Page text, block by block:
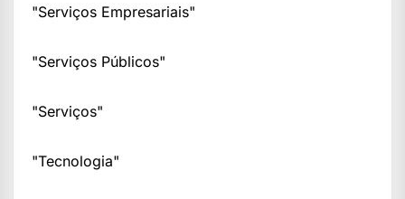
"Serviços Empresariais"
"Serviços Públicos"
"Serviços"
"Tecnologia"